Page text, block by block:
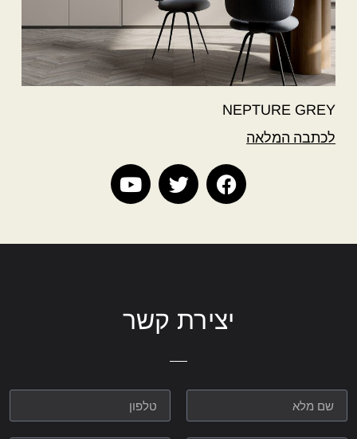
NEPTURE GREY
לכתבה המלאה
יצירת קשר